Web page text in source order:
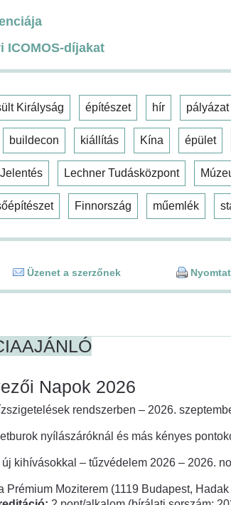
ICOMOS-díjakat
Királyság építészet hír pályázat
buildecon kiállítás Kína épület
Lechner Tudásközpont
Finnország műemlék
Üzenet a szerzőnek
Napok 2026
rendszerben – 2026.
nyílászáróknál és más kényes
kihívásokkal – tűzvédelem 2026 – 2026.
Prémium Moziterem (1119 Budapest,